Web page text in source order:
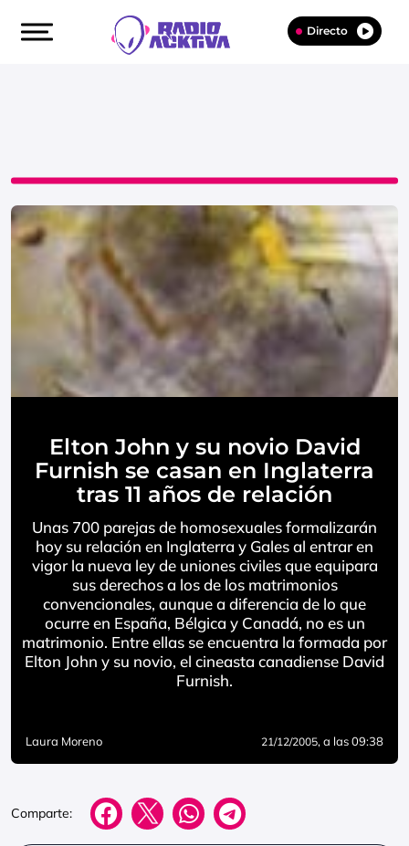
Directo
Elton John y su novio David
Furnish se casan en Inglaterra
tras 11 años de relación
Unas 700 parejas de homosexuales formalizarán
hoy su relación en Inglaterra y Gales al entrar en
vigor la nueva ley de uniones civiles que equipara
sus derechos a los de los matrimonios
convencionales, aunque a diferencia de lo que
ocurre en España, Bélgica y Canadá, no es un
matrimonio. Entre ellas se encuentra la formada por
Elton John y su novio, el cineasta canadiense David
Furnish.
Laura Moreno 21/12/2005, a las 09:38
Comparte: